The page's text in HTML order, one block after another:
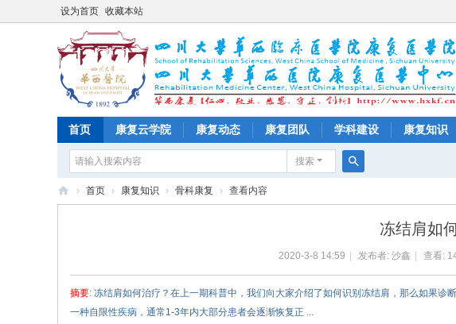
设为首页 收藏本站
首页 康复云学院 康复动态 康复团队 学科建设 康复知识
搜索
索
› 首页 › 康复知识 › 骨科康复 › 查看内容
冻结肩如
2020-3-8 14:59 发布者: 沙鑫 查看:
摘要: 冻结肩如何治疗？在上一期科普中，我们向大家介绍了如何识别冻结肩，那么如果
一种自限性疾病，通常1-3年内大部分患者会逐渐恢复正 ...